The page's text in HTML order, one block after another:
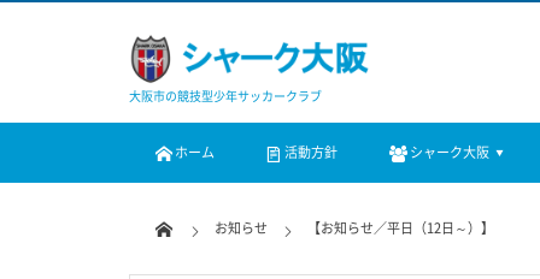
大阪市の競技型少年サッカークラブ
ホーム 活動方針 シャーク大阪
お知らせ 【お知らせ／平日（12日～）】